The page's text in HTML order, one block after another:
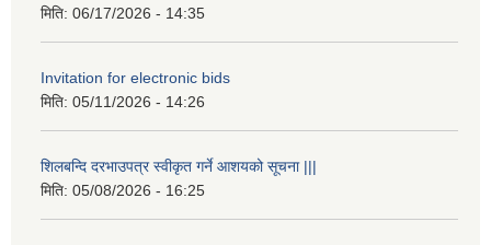
मिति: 06/17/2026 - 14:35
Invitation for electronic bids
मिति: 05/11/2026 - 14:26
शिलबन्दि दरभाउपत्र स्वीकृत गर्ने आशयको सूचना |||
मिति: 05/08/2026 - 16:25